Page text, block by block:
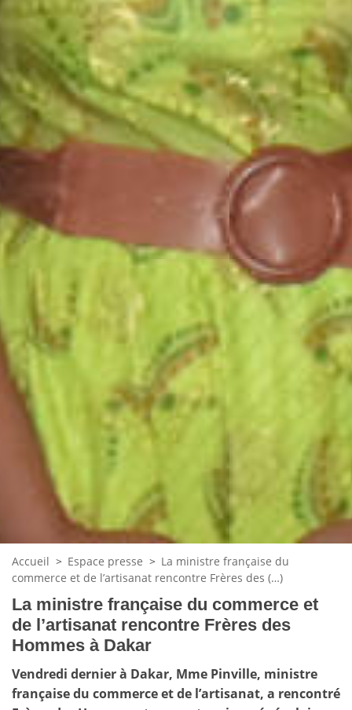
Accueil > Espace presse > La ministre française du
commerce et de l’artisanat rencontre Frères des (…)
La ministre française du commerce et
de l’artisanat rencontre Frères des
Hommes à Dakar
Vendredi dernier à Dakar, Mme Pinville, ministre
française du commerce et de l’artisanat, a rencontré